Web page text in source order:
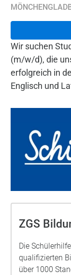
Wir suchen
(m/w/d), die
erfolgreich in
Englisch und
ZGS
Die
qualifizierten
über 1000